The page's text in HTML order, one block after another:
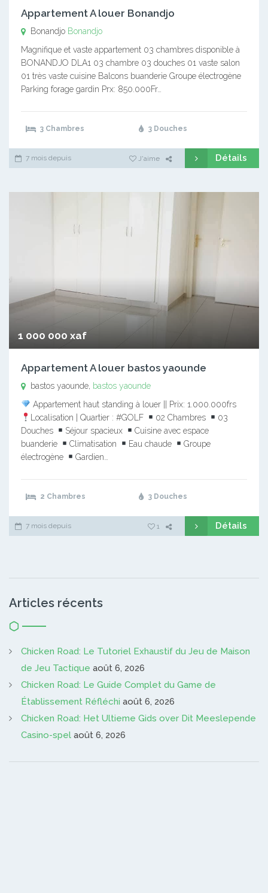
Appartement A louer Bonandjo
Bonandjo Bonandjo
Magnifique et vaste appartement 03 chambres disponible à
BONANDJO DLA1 03 chambre 03 douches 01 vaste salon
01 très vaste cuisine Balcons buanderie Groupe électrogène
Parking forage gardin Prx: 850.000Fr…
3 Chambres 3 Douches
7 mois depuis J'aime Détails
1 000 000 xaf
Appartement A louer bastos yaounde
bastos yaounde, bastos yaounde
Appartement haut standing à louer || Prix: 1.000.000frs
Localisation | Quartier : #GOLF
02 Chambres
03
Douches
Séjour spacieux
Cuisine avec espace
buanderie
Climatisation Eau chaude
Groupe
électrogène
Gardien…
2 Chambres 3 Douches
7 mois depuis 1 Détails
Articles récents
Chicken Road: Le Tutoriel Exhaustif du Jeu de Maison
de Jeu Tactique août 6, 2026
Chicken Road: Le Guide Complet du Game de
Établissement Réfléchi août 6, 2026
Chicken Road: Het Ultieme Gids over Dit Meeslepende
Casino-spel août 6, 2026